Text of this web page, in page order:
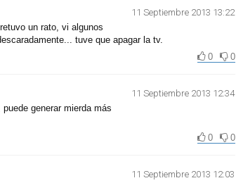
11 Septiembre 2013 13:22
un rato, vi algunos
tuve que apagar la tv.
0
0
11 Septiembre 2013 12:34
generar mierda más
0
0
11 Septiembre 2013 12:03